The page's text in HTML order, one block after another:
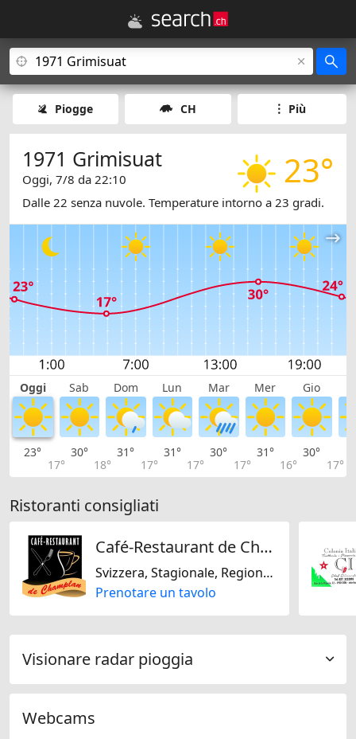
Piogge CH Più
23°
1971 Grimisuat
Oggi, 7/8 da 22:10
Dalle 22 senza nuvole. Temperature intorno a 23 gradi.
Oggi Sab Dom Lun Mar Mer Gio
23°
17°
30°
18°
31°
17°
31°
17°
30°
17°
31°
16°
30°
17°
Ristoranti consigliati
Café-Restaurant de Champlan, chez Ana
Svizzera, Stagionale, Regionale
Prenotare un tavolo
Visionare radar pioggia
Webcams